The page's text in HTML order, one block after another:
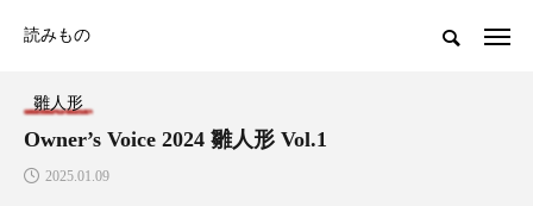
読みもの
雛人形
Owner’s Voice 2024 雛人形 Vol.1
2025.01.09